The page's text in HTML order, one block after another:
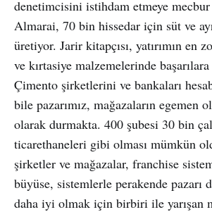
denetimcisini istihdam etmeye mecbur
Almarai, 70 bin hissedar için süt ve
üretiyor. Jarir kitapçısı, yatırımın en
ve kırtasiye malzemelerinde
Çimento şirketlerini ve bankaları
bile pazarımız, mağazaların egemen
olarak durmakta. 400 şubesi 30 bin
ticarethaneleri gibi olması mümkün
şirketler ve mağazalar, franchise
büyüse, sistemlerle perakende pazarı
daha iyi olmak için birbiri ile yarışan